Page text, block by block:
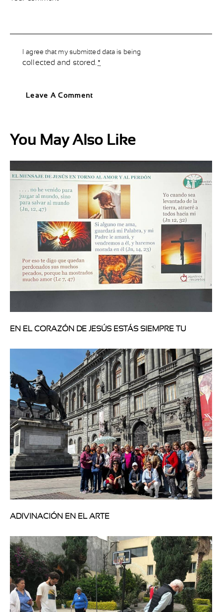
I agree that my submitted data is being
collected and stored .*
You May Also Like
EN EL CORAZÓN DE JESÚS ESTÁS SIEMPRE TU
ADIVINACIÓN EN EL ARTE